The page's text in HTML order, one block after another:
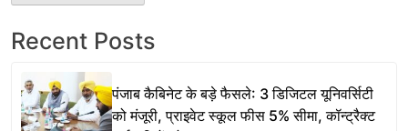
Recent Posts
पंजाब कैबिनेट के बड़े फैसले: 3 डिजिटल यूनिवर्सिटी
को मंजूरी, प्राइवेट स्कूल फीस 5% सीमा, कॉन्ट्रैक्ट